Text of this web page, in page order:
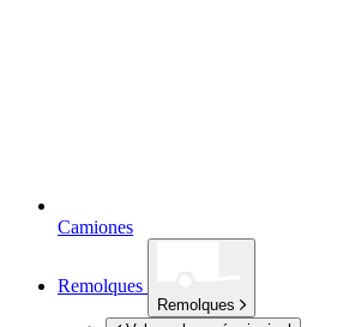
Camiones
Remolques
Remolques